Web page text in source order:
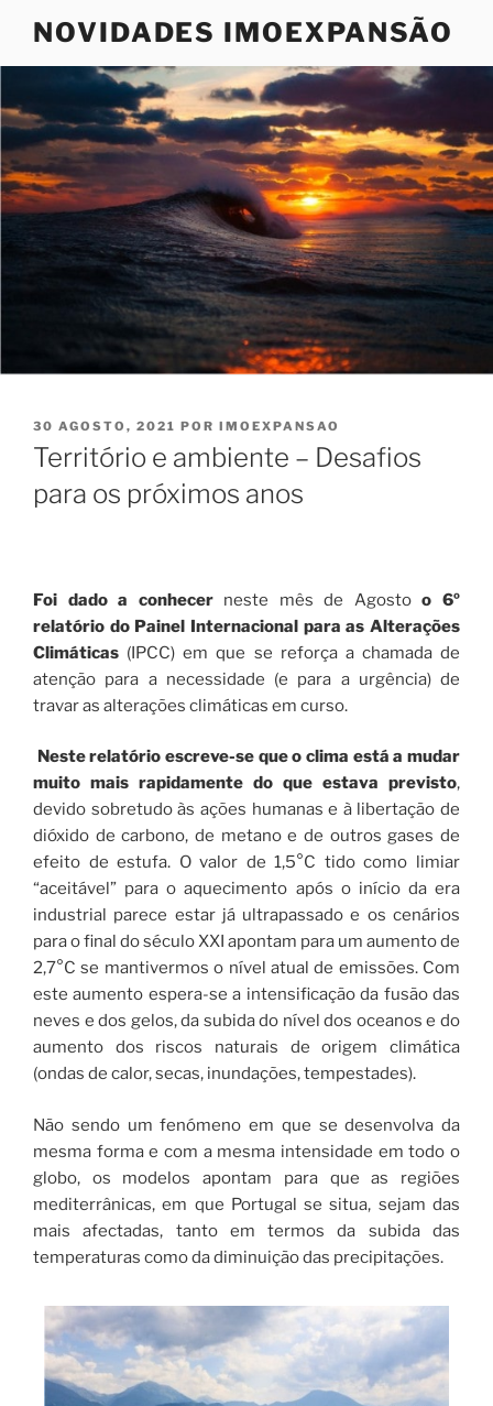
o
NOVIDADES IMOEXPANSÃO
PUBLICADO
EM
30 AGOSTO, 2021 POR IMOEXPANSAO
Território e ambiente – Desafios
para os próximos anos
Foi dado a conhecerneste mês de Agostoo 6º
relatório do Painel Internacional para as Alterações
Climáticas (IPCC) em que se reforça a chamada de
atenção para a necessidade (e para a urgência) de
travar as alterações climáticas em curso.
Neste relatório escreve-se que o clima está a mudar
muito mais rapidamente do que estava previsto,
devido sobretudo às ações humanas e à libertação de
dióxido de carbono, de metano e de outros gases de
efeito de estufa. O valor de 1,5°C tido como limiar
“aceitável” para o aquecimento após o início da era
industrial parece estar já ultrapassado e os cenários
para o final do século XXI apontam para um aumento de
2,7°C se mantivermos o nível atual de emissões. Com
este aumento espera-se a intensificação da fusão das
neves e dos gelos, da subida do nível dos oceanos e do
aumento dos riscos naturais de origem climática
(ondas de calor, secas, inundações, tempestades).
Não sendo um fenómeno em que se desenvolva da
mesma forma e com a mesma intensidade em todo o
globo, os modelos apontam para que as regiões
mediterrânicas, em que Portugal se situa, sejam das
mais afectadas, tanto em termos da subida das
temperaturas como da diminuição das precipitações.